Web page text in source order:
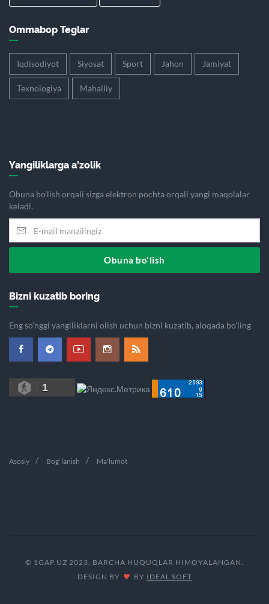
Ommabop Teglar
Iqdisodiyot Siyosat Sport Jahon Jamiyat
Texnologiya Mahalliy
Yangiliklarga a'zolik
Obuna bo'lish orqali sizga elektron pochta orqali yangi maqolalar
keladi.
Obuna bo'lish
Bizni kuzatib boring
Eng so'nggi yangiliklarni olish uchun bizni kuzatib, aloqada bo'ling
1
Asosiy Bog`lanish Ma'lumot
© 1GAP.UZ 2023. BARCHA HUQUQLAR HIMOYALANGAN.
DESIGN BY
BY IDEAL SOFT